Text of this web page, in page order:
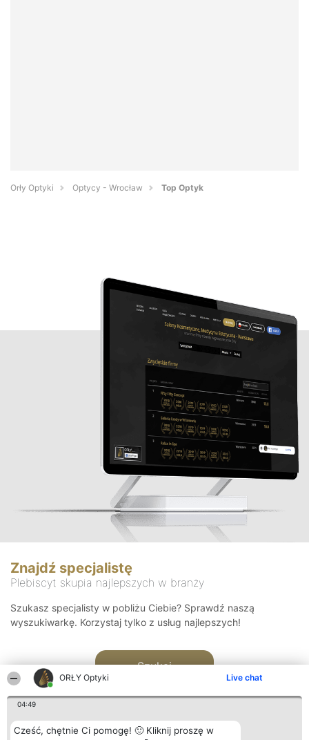
ORŁY Optyki Live chat
04:49
Cześć, chętnie Ci pomogę! 🙂 Kliknij proszę w
Orły Optyki Optycy - Wrocław Top Optyk
Znajdź specjalistę
Plebiscyt skupia najlepszych w branży
Szukasz specjalisty w pobliżu Ciebie? Sprawdź naszą
wyszukiwarkę. Korzystaj tylko z usług najlepszych!
Szukaj